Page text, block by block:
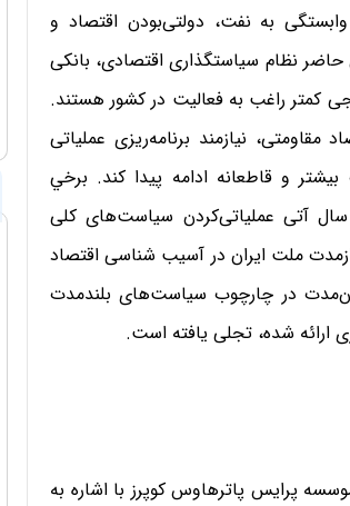
به نفت، دولتی‌بودن اقتصاد و
نظام سیاستگذاری اقتصادی، بانکی
کمتر راغب به فعالیت در کشور هستند.
نیازمند برنامه‌ریزی عملیاتی
و قاطعانه ادامه پیدا کند. برخي
سال آتی عملیاتی‌کردن سیاست‌های کلی
ملت ایران در آسیب شناسی اقتصاد
در چارچوب سیاست‌های بلندمدت
شده، تجلی یافته است.
پرایس پاترهاوس کوپرز با اشاره به